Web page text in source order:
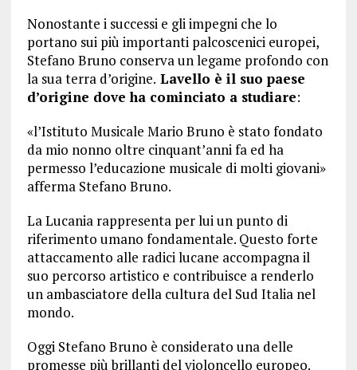
Nonostante i successi e gli impegni che lo
portano sui più importanti palcoscenici europei,
Stefano Bruno conserva un legame profondo con
la sua terra d’origine. Lavello è il suo paese
d’origine dove ha cominciato a studiare:
«l’Istituto Musicale Mario Bruno è stato fondato
da mio nonno oltre cinquant’anni fa ed ha
permesso l’educazione musicale di molti giovani»
afferma Stefano Bruno.
La Lucania rappresenta per lui un punto di
riferimento umano fondamentale. Questo forte
attaccamento alle radici lucane accompagna il
suo percorso artistico e contribuisce a renderlo
un ambasciatore della cultura del Sud Italia nel
mondo.
Oggi Stefano Bruno è considerato una delle
promesse più brillanti del violoncello europeo.